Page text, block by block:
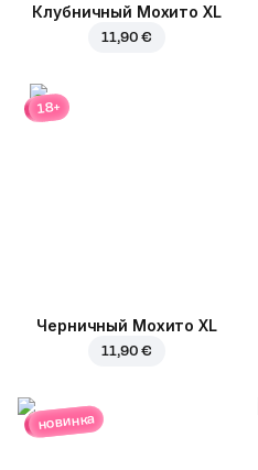
Клубничный Мохито XL
11,90 €
18+
Черничный Мохито XL
11,90 €
новинка